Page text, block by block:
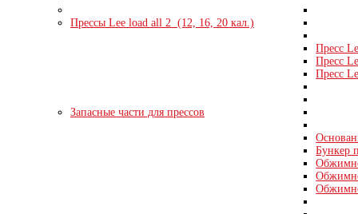
Прессы Lee load all 2 (12, 16, 20 кал.)
Пресс
Пресс
Пресс
Запасные части для прессов
Бункер